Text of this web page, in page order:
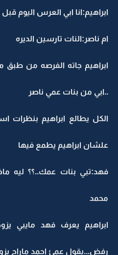
ابراهيم:انا ابي العرس اليوم قبل
ام ناصر:النات تارسين الديره
ابراهيم جاته الفرصه من طبق
..ابي من بنات عمي ناصر
الكل يطالع ابراهيم بنظرات
علشان ابراهيم يطمع فيها
فهد:تبي بنات عمك..؟؟ ليه
محمد
ابراهيم يعرف فهد مايبي
رفض...يقول عمئ احمد ماراح